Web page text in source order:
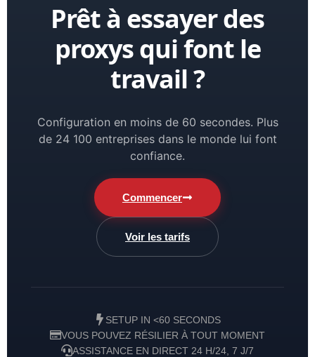
Prêt à essayer des
proxys qui font le
travail ?
Configuration en moins de 60 secondes. Plus
de 24 100 entreprises dans le monde lui font
confiance.
Commencer
Voir les tarifs
SETUP IN <60 SECONDS
VOUS POUVEZ RÉSILIER À TOUT MOMENT
ASSISTANCE EN DIRECT 24 H/24, 7 J/7